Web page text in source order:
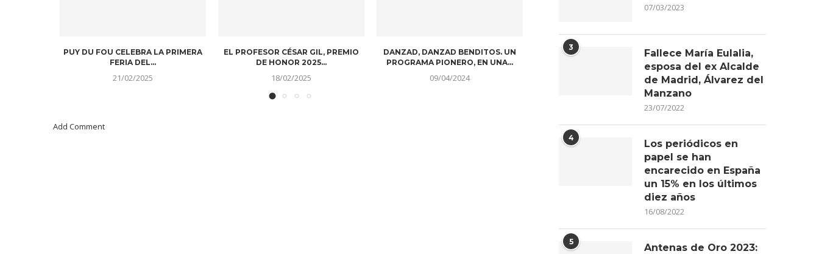
CONTINÚAN LAS LABORES DE
RESCATE EN MARRUECOS DONDE...
11/09/2023
PEDRO SÁNCHEZ DA POSITIVO EN
COVID Y NO...
08/09/2023
¡VUELVE THE ROBOT MUSEUM A
MADRID!
27/01/2023
¿CUÁLES SERÁN LAS TENDENCIAS
ÁBSIDE MEDIA LANZA UN
PARA SUS EMPLEADOS...
04/01/2023
Add Comment
07/03/2023
3
Fallece María Eulalia,
esposa del ex Alcalde
de Madrid, Álvarez del
Manzano
23/07/2022
4
Los periódicos en
papel se han
encarecido en España
un 15% en los últimos
diez años
16/08/2022
5
Antenas de Oro 2023: